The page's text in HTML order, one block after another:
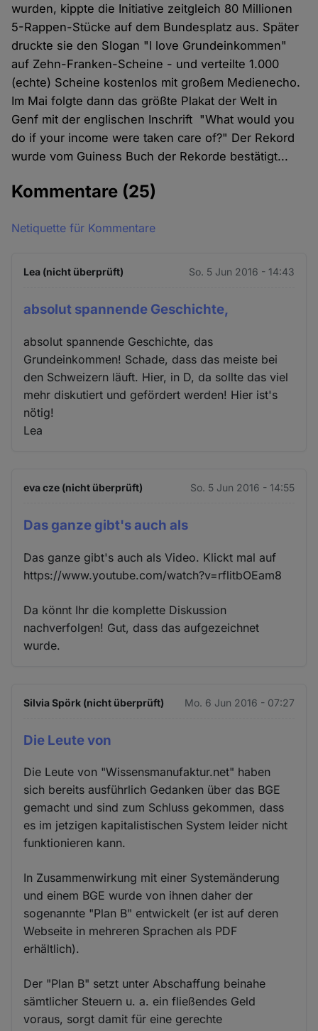
wurden, kippte die Initiative zeitgleich 80 Millionen
5-Rappen-Stücke auf dem Bundesplatz aus. Später
druckte sie den Slogan "I love Grundeinkommen"
auf Zehn-Franken-Scheine - und verteilte 1.000
(echte) Scheine kostenlos mit großem Medienecho.
Im Mai folgte dann das größte Plakat der Welt in
Genf mit der englischen Inschrift "What would you
do if your income were taken care of?" Der Rekord
wurde vom Guiness Buch der Rekorde bestätigt...
Kommentare (25)
Netiquette für Kommentare
Lea (nicht überprüft) So. 5 Jun 2016 - 14:43
absolut spannende Geschichte,
absolut spannende Geschichte, das
Grundeinkommen! Schade, dass das meiste bei
den Schweizern läuft. Hier, in D, da sollte das viel
mehr diskutiert und gefördert werden! Hier ist's
nötig!
Lea
eva cze (nicht überprüft) So. 5 Jun 2016 - 14:55
Das ganze gibt's auch als
Das ganze gibt's auch als Video. Klickt mal auf
https://www.youtube.com/watch?v=rflitbOEam8
Da könnt Ihr die komplette Diskussion
nachverfolgen! Gut, dass das aufgezeichnet
wurde.
Silvia Spörk (nicht überprüft) Mo. 6 Jun 2016 - 07:27
Die Leute von
Die Leute von "Wissensmanufaktur.net" haben
sich bereits ausführlich Gedanken über das BGE
gemacht und sind zum Schluss gekommen, dass
es im jetzigen kapitalistischen System leider nicht
funktionieren kann.
In Zusammenwirkung mit einer Systemänderung
und einem BGE wurde von ihnen daher der
sogenannte "Plan B" entwickelt (er ist auf deren
Webseite in mehreren Sprachen als PDF
erhältlich).
Der "Plan B" setzt unter Abschaffung beinahe
sämtlicher Steuern u. a. ein fließendes Geld
voraus, sorgt damit für eine gerechte